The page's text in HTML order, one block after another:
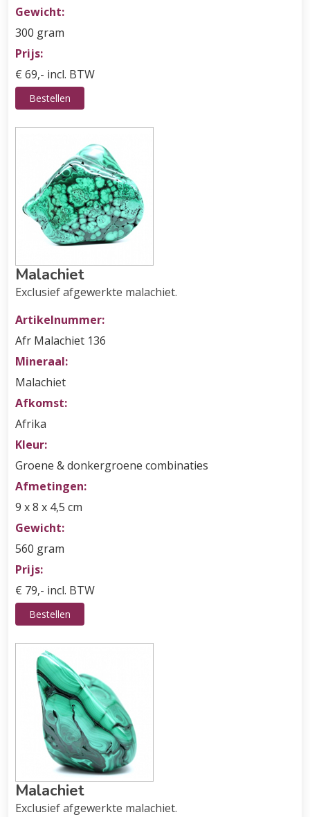
Gewicht:
300 gram
Prijs:
€ 69,- incl. BTW
Bestellen
Malachiet
Exclusief afgewerkte malachiet.
Artikelnummer:
Afr Malachiet 136
Mineraal:
Malachiet
Afkomst:
Afrika
Kleur:
Groene & donkergroene combinaties
Afmetingen:
9 x 8 x 4,5 cm
Gewicht:
560 gram
Prijs:
€ 79,- incl. BTW
Bestellen
Malachiet
Exclusief afgewerkte malachiet.